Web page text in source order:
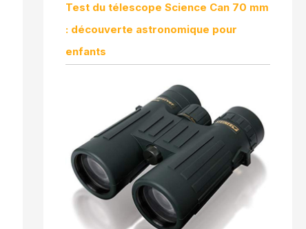
Test du télescope Science Can 70 mm
: découverte astronomique pour
enfants